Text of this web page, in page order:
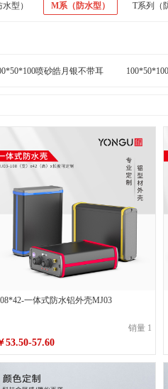
型） M系（防水型） T系列（
喷砂皓月银不带耳
100*50*200
喷砂皓月银带耳 110*55*150
喷砂墨玉黑不带耳
喷砂墨玉黑带耳 110*55*200
喷砂皓月银不带耳
喷砂皓月银带耳 125*60*180
喷砂皓月银不带耳
一体式防水铝外壳MJ03
销量 1
53.50-57.60